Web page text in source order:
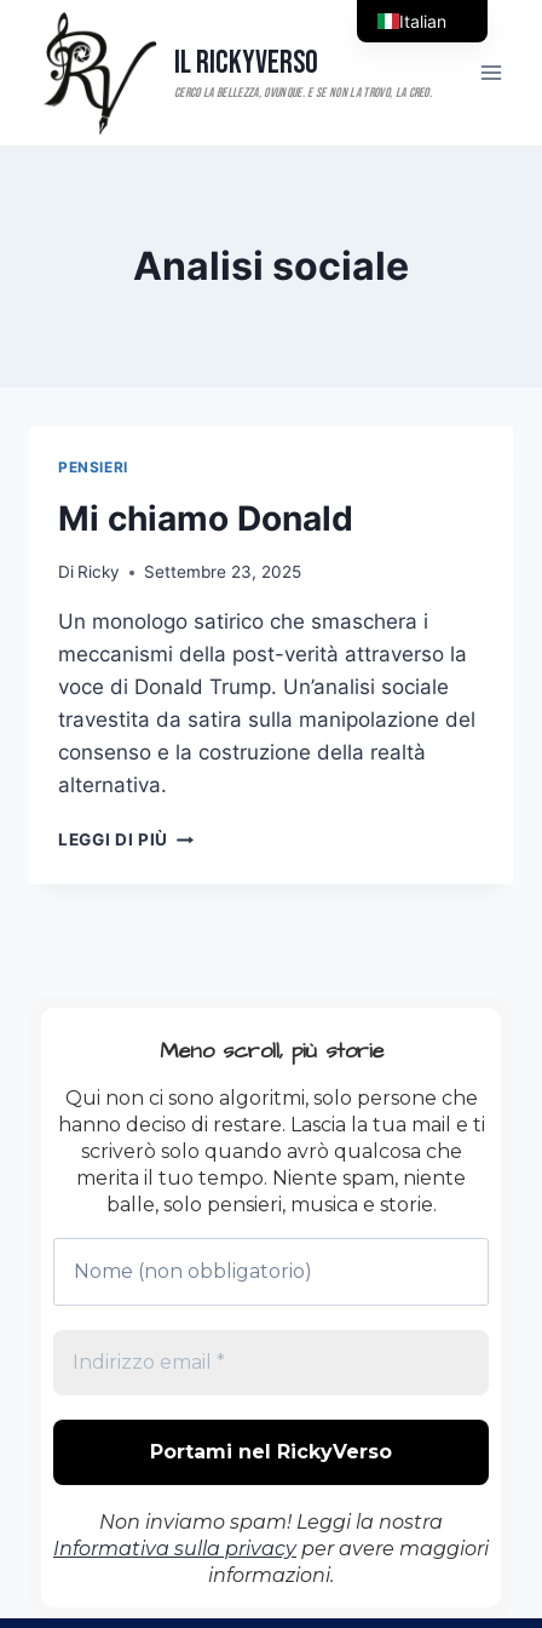
contenuto
Il RickyVerso
Analisi sociale
PENSIERI
Mi chiamo Donald
Di Ricky Settembre 23, 2025
Un monologo satirico che smaschera i
meccanismi della post-verità attraverso la
voce di Donald Trump. Un’analisi sociale
travestita da satira sulla manipolazione del
consenso e la costruzione della realtà
alternativa.
LEGGI DI PIÙ MI
Meno scroll, più storie
Qui non ci sono algoritmi, solo persone che
hanno deciso di restare. Lascia la tua mail e ti
scriverò solo quando avrò qualcosa che
merita il tuo tempo. Niente spam, niente
balle, solo pensieri, musica e storie.
Non inviamo spam! Leggi la nostra
Informativa sulla privacyper avere maggiori
informazioni.
Italian